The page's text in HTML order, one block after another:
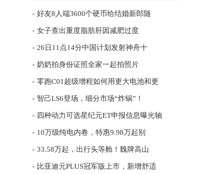
好友8人端3600个硬币给结婚新郎随
女子查出重度脂肪肝因减肥过度
26日11点14分中国计划发射神舟十
奶奶拍身份证照全家一起拍照片
零跑C01超级增程如何用更大电池和更
智己LS6登场，细分市场“炸锅”！
四种动力可选星纪元ET申报信息曝光轴
10万级纯电内卷，特惠9.98万起别
33.58万起，出行头等舱！魏牌高山
比亚迪元PLUS冠军版上市，新增舒适